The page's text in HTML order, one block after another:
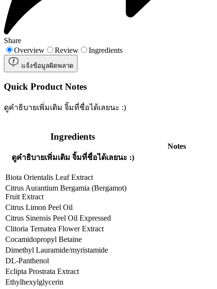
Share
Overview
Review Ingredients
แจ้งข้อมูลผิดพลาด
Quick Product Notes
ดูคำธิบายเพิ่มเติม จิ้มที่ชื่อได้เลยนะ :)
Ingredients
ดูคำธิบายเพิ่มเติม จิ้มที่ชื่อได้เลยนะ :)
Notes
Biota Orientalis Leaf Extract
Citrus Aurantium Bergamia (Bergamot)
Fruit Extract
Citrus Limon Peel Oil
Citrus Sinensis Peel Oil Expressed
Clitoria Ternatea Flower Extract
Cocamidopropyl Betaine
Dimethyl Lauramide/myristamide
DL-Panthenol
Eclipta Prostrata Extract
Ethylhexylglycerin